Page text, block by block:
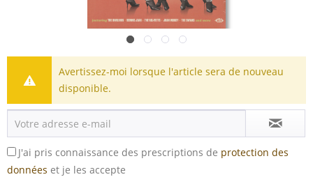
Avertissez-moi lorsque l'article sera de nouveau
disponible.
J'ai pris connaissance des prescriptions de protection des
données et je les accepte